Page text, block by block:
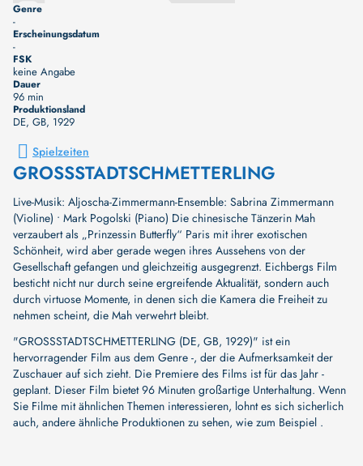
Genre
-
Erscheinungsdatum
-
FSK
keine Angabe
Dauer
96 min
Produktionsland
DE, GB, 1929
Spielzeiten
GROSSSTADTSCHMETTERLING
Live-Musik: Aljoscha-Zimmermann-Ensemble: Sabrina Zimmermann
(Violine) • Mark Pogolski (Piano) Die chinesische Tänzerin Mah
verzaubert als „Prinzessin Butterfly“ Paris mit ihrer exotischen
Schönheit, wird aber gerade wegen ihres Aussehens von der
Gesellschaft gefangen und gleichzeitig ausgegrenzt. Eichbergs Film
besticht nicht nur durch seine ergreifende Aktualität, sondern auch
durch virtuose Momente, in denen sich die Kamera die Freiheit zu
nehmen scheint, die Mah verwehrt bleibt.
"GROSSSTADTSCHMETTERLING (DE, GB, 1929)" ist ein
hervorragender Film aus dem Genre -, der die Aufmerksamkeit der
Zuschauer auf sich zieht. Die Premiere des Films ist für das Jahr -
geplant. Dieser Film bietet 96 Minuten großartige Unterhaltung. Wenn
Sie Filme mit ähnlichen Themen interessieren, lohnt es sich sicherlich
auch, andere ähnliche Produktionen zu sehen, wie zum Beispiel .